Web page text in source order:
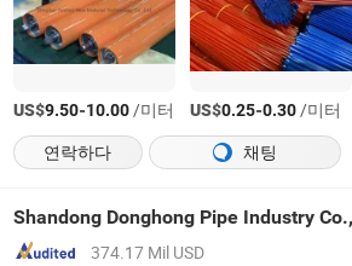
US$9.50-10.00/미터 US$0.25-0.30/미터
연락하다
채팅
Shandong Donghong Pipe Industry
374.17 Mil USD